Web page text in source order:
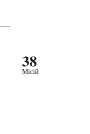
38
Місій